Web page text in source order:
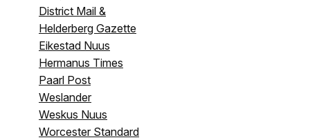
District Mail &
Helderberg Gazette
Eikestad Nuus
Hermanus Times
Paarl Post
Weslander
Weskus Nuus
Worcester Standard